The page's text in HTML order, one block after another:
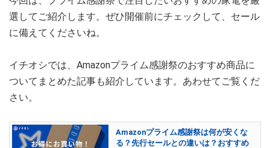
選してご紹介します。ぜひ開催前にチェックして、セール
に備えてくださいね。
イチオシでは、Amazonプライム感謝祭のおすすめ商品に
ついてまとめた記事も紹介しています。あわせてご覧くだ
さい。
Amazonプライム感謝祭は何が安くな
る？先行セールとの違いは？おすすめ